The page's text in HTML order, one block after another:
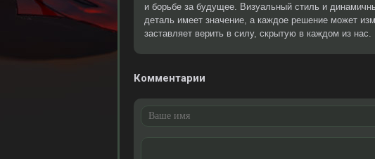
и борьбе за будущее. Визуальный стиль и
деталь имеет значение, а каждое решение может
заставляет верить в силу, скрытую в каждом из нас.
Комментарии